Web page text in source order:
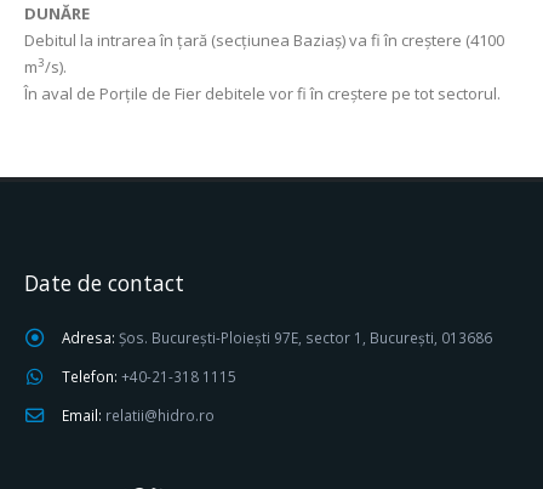
DUNĂRE
Debitul la intrarea în țară (secțiunea Baziaș) va fi în creștere (4100
m3/s).
În aval de Porțile de Fier debitele vor fi în creștere pe tot sectorul.
Date de contact
Adresa: Șos. București-Ploiești 97E, sector 1, București, 013686
Telefon: +40-21-318 1115
Email: relatii@hidro.ro